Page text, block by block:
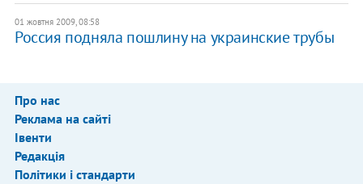
01 жовтня 2009, 08:58
Россия подняла пошлину на украинские трубы
Про нас
Реклама на сайті
Івенти
Редакція
Політики і стандарти